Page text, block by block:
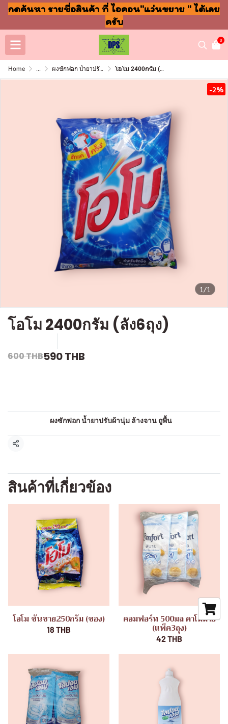
กดค้นหา รายชื่อสินค้า ที่ ไอคอน"แว่นขยาย " ได้เลย
ครับ
0
Home ... ผงซักฟอก น้ำยาปรับผ้านุ่ม ล้างจาน ถูพื้น โอโม 2400กรัม (ลัง6ถุง)
1/1
-2%
โอโม 2400กรัม (ลัง6ถุง)
600 THB590 THB
ผงซักฟอก น้ำยาปรับผ้านุ่ม ล้างจาน ถูพื้น
แชร์
สินค้าที่เกี่ยวข้อง
โอโม ซันชาย250กรัม (ซอง)
18 THB
คอมฟอร์ท 500มล คาโมมาย
(แพ็ค3ถุง)
42 THB